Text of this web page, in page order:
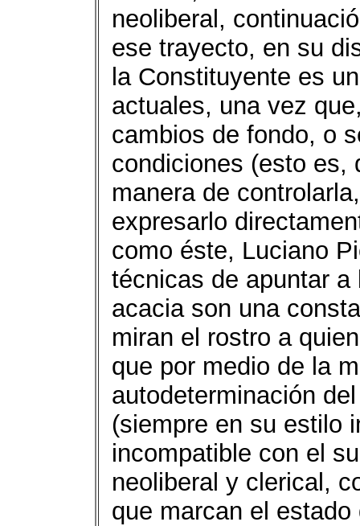
neoliberal,
ese trayecto, en su
la Constituyente es
actuales, una vez
cambios de fondo, o
condiciones (esto es,
manera de
expresarlo
como éste, Luciano
técnicas de apuntar
acacia son una
miran el rostro a
que por medio de la
autodeterminación
(siempre en su estilo
incompatible con el
neoliberal y clerical,
que marcan el